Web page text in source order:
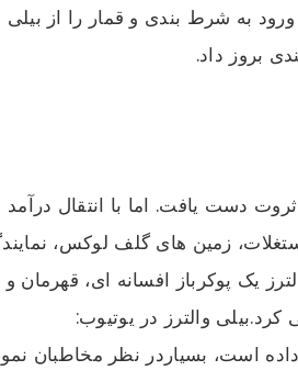
به شرط بندی و قمار را از بیلی
دست یافت. اما با انتقال
زمین های گلف لوکس،
یک پوکرباز افسانه ای، قهرمان
والترز در یوتیوب:
است، بسیاردر نظر مخاطبان